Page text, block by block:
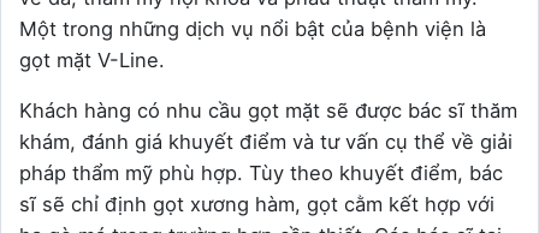
Một trong những dịch vụ nổi bật của bệnh viện là
gọt mặt V-Line.
Khách hàng có nhu cầu gọt mặt sẽ được bác sĩ thăm
khám, đánh giá khuyết điểm và tư vấn cụ thể về giải
pháp thẩm mỹ phù hợp. Tùy theo khuyết điểm, bác
sĩ sẽ chỉ định gọt xương hàm, gọt cằm kết hợp với